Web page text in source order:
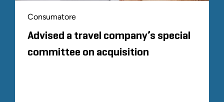
Consumatore
Advised a travel company’s special
committee on acquisition